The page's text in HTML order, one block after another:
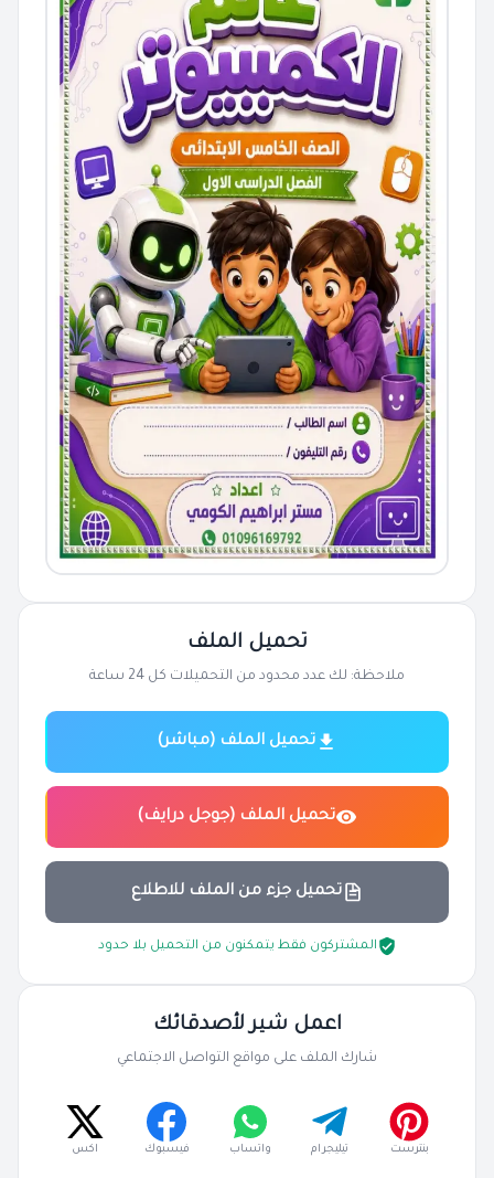
تحميل الملف
ملاحظة: لك عدد محدود من التحميلات كل 24 ساعة
تحميل الملف (مباشر)
تحميل الملف (جوجل درايف)
تحميل جزء من الملف للاطلاع
المشتركون فقط يتمكنون من التحميل بلا حدود
اعمل شير لأصدقائك
شارك الملف على مواقع التواصل الاجتماعي
بنترست تيليجرام واتساب فيسبوك اكس